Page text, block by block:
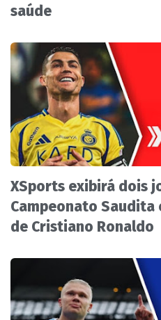
saúde
XSports exibirá dois
Campeonato
de Cristiano Ronaldo